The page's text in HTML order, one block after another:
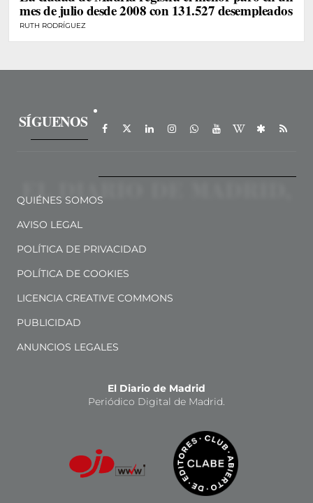
mes de julio desde 2008 con 131.527 desempleados
RUTH RODRÍGUEZ
SÍGUENOS
QUIÉNES SOMOS
AVISO LEGAL
POLÍTICA DE PRIVACIDAD
POLÍTICA DE COOKIES
LICENCIA CREATIVE COMMONS
PUBLICIDAD
ANUNCIOS LEGALES
El Diario de Madrid
Periódico Digital de Madrid.